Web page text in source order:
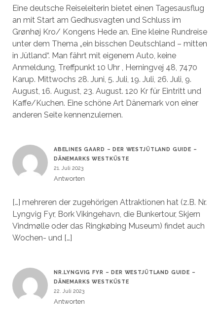
Eine deutsche Reiseleiterin bietet einen Tagesausflug
an mit Start am Gedhusvagten und Schluss im
Grønhøj Kro/ Kongens Hede an. Eine kleine Rundreise
unter dem Thema „ein bisschen Deutschland – mitten
in Jütland“. Man fährt mit eigenem Auto, keine
Anmeldung, Treffpunkt 10 Uhr , Herningvej 48, 7470
Karup. Mittwochs 28. Juni, 5. Juli, 19. Juli, 26. Juli, 9.
August, 16. August, 23. August. 120 Kr für Eintritt und
Kaffe/Kuchen. Eine schöne Art Dänemark von einer
anderen Seite kennenzulernen.
ABELINES GAARD – DER WESTJÜTLAND GUIDE –
DÄNEMARKS WESTKÜSTE
21. Juli 2023
Antworten
[…] mehreren der zugehörigen Attraktionen hat (z.B. Nr.
Lyngvig Fyr, Bork Vikingehavn, die Bunkertour, Skjern
Vindmølle oder das Ringkøbing Museum) findet auch
Wochen- und […]
NR.LYNGVIG FYR – DER WESTJÜTLAND GUIDE –
DÄNEMARKS WESTKÜSTE
22. Juli 2023
Antworten